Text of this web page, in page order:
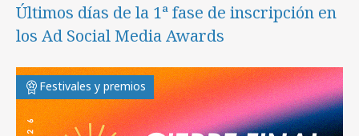
Últimos días de la 1ª fase de inscripción en
los Ad Social Media Awards
Festivales y premios